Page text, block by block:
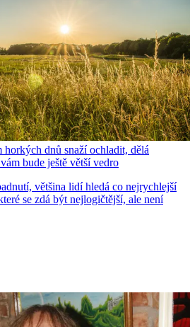
horkých dnů snaží ochladit, dělá
bude ještě větší vedro
většina lidí hledá co nejrychlejší
se zdá být nejlogičtější, ale není